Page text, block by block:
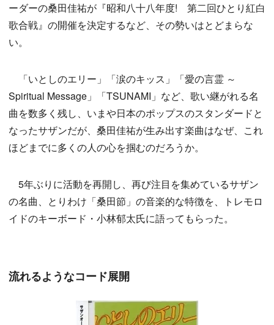
ーダーの桑田佳祐が『昭和八十八年度! 第二回ひとり紅白
歌合戦』の開催を決定するなど、その勢いはとどまらな
い。
「いとしのエリー」「涙のキッス」「愛の言霊 ～
Spiritual Message‎」「TSUNAMI」など、歌い継がれる名
曲を数多く残し、いまや日本のポップスのスタンダードと
なったサザンだが、桑田佳祐が生み出す楽曲はなぜ、これ
ほどまでに多くの人の心を掴むのだろうか。
5年ぶりに活動を再開し、再び注目を集めているサザン
の名曲、とりわけ「桑田節」の音楽的な特徴を、トレモロ
イドのキーボード・小林郁太氏に語ってもらった。
流れるようなコード展開